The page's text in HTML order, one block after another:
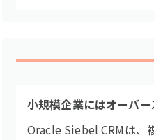
小規模企業にはオーバ
Oracle Siebel CRMは、